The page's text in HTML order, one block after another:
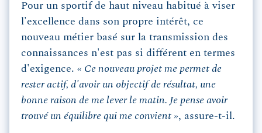
Pour un sportif de haut niveau habitué à viser
l'excellence dans son propre intérêt, ce
nouveau métier basé sur la transmission des
connaissances n'est pas si différent en termes
d'exigence. « Ce nouveau projet me permet de
rester actif, d'avoir un objectif de résultat, une
bonne raison de me lever le matin. Je pense avoir
trouvé un équilibre qui me convient », assure-t-il.